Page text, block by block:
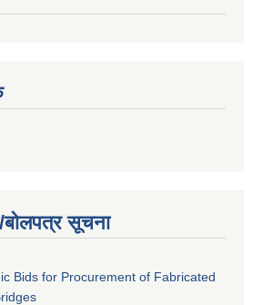
बोलपत्र सूचना
Bids for Procurement of Fabricated